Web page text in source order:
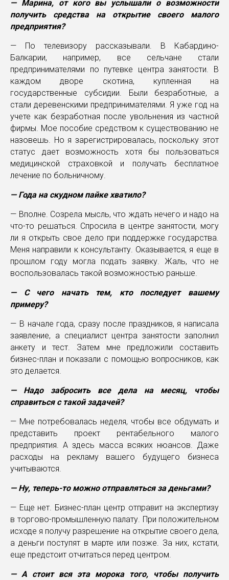
— Марина, от кого вы услышали о возможности
получить средства на открытие своего малого
предприятия?
— По телевизору рассказывали. В Кабардино-
Балкарии, например, все сельчане стали
предпринимателями по путевке центра занятости. В
каждом дворе скотина, купленная на
государственные субсидии. Были безработные, а
стали деревенскими предпринимателями. Я уже год на
учете как безработная после увольнения из частной
фирмы. Мое пособие средством к существованию не
назовешь. Но я зарегистрировалась, поскольку этот
статус дает возможность хотя бы пользоваться
медицинской страховкой и получать бесплатное
лечение по больничному.
— Года на скудном пайке хватило?
— Вполне. Созрела мысль, что ждать нечего и надо на
что-то решаться. Спросила в центре занятости, могу
ли я открыть свое дело при поддержке государства.
Меня направили к консультанту. Оказывается, я еще в
прошлом году могла подать заявку. Жаль, что не
воспользовалась такой возможностью раньше.
— С чего начать тем, кто последует вашему
примеру?
— В начале года, сразу после праздников, я написала
заявление, а специалист центра занятости заполнил
анкету и тест. Затем мне предложили составить
бизнес-план и показали с помощью вопросников, как
это делается.
— Надо забросить все дела на месяц, чтобы
справиться с такой задачей?
— Мне потребовалась неделя, чтобы все обдумать и
представить проект рентабельного малого
предприятия. А здесь масса всяких нюансов. Даже
расходы на рекламу вашего будущего бизнеса
учитываются.
— Ну, теперь-то можно отправляться за деньгами?
— Еще нет. Бизнес-план центр отправит на экспертизу
в торгово-промышленную палату. При положительном
исходе я получу разрешение на открытие своего дела,
а деньги поступят в марте или позже. За них, кстати,
еще предстоит отчитаться перед центром.
— А стоит вся эта морока того, чтобы получить